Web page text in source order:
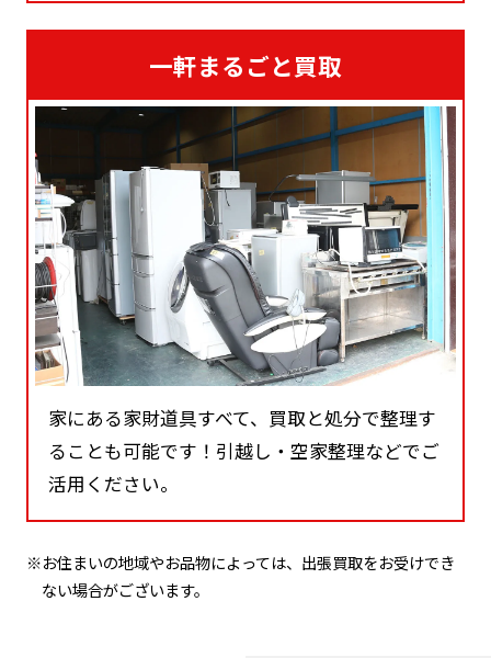
一軒まるごと買取
家にある家財道具すべて、買取と処分で整理す
ることも可能です！引越し・空家整理などでご
活用ください。
※お住まいの地域やお品物によっては、出張買取をお受けでき
ない場合がございます。